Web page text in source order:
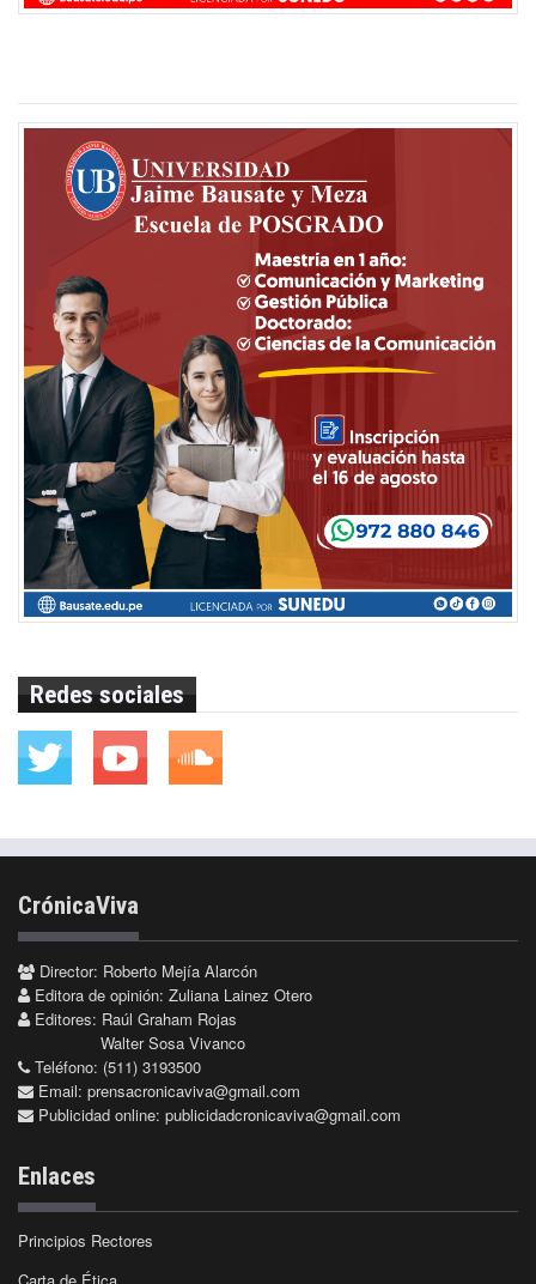
Redes sociales
CrónicaViva
Director: Roberto Mejía Alarcón
Editora de opinión: Zuliana Lainez Otero
Editores: Raúl Graham Rojas
Walter Sosa Vivanco
Teléfono: (511) 3193500
Email: prensacronicaviva@gmail.com
Publicidad online: publicidadcronicaviva@gmail.com
Enlaces
Principios Rectores